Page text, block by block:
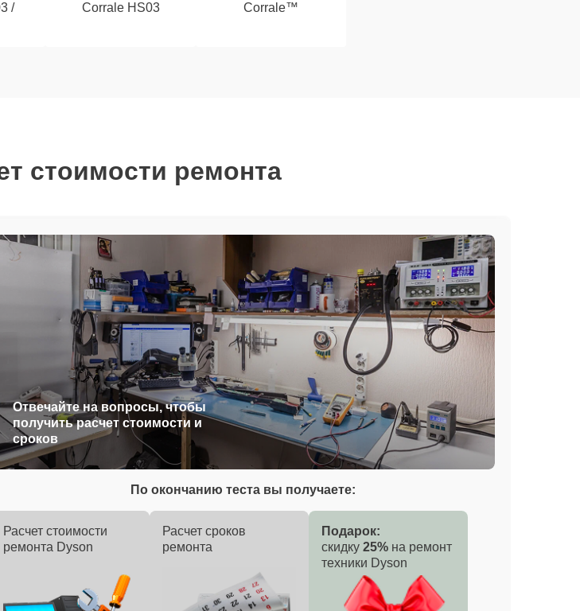
/
Corrale HS03
Corrale™
стоимости ремонта
Отвечайте на вопросы, чтобы
получить расчет стоимости и
сроков
По окончанию теста вы получаете:
Расчет стоимости
ремонта Dyson
Расчет сроков
ремонта
Подарок:
скидку 25% на ремонт
техники Dyson